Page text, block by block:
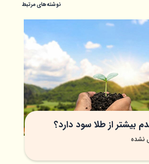
نوشته‌های مرتبط
بیشتر از طلا سود دارد؟